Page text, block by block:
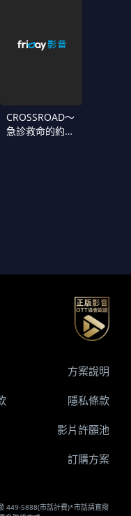
CROSSROAD～
急診救命的約定
449-5888(市話計費)*市話請直撥
方案說明
隱私條款
影片許願池
訂購方案